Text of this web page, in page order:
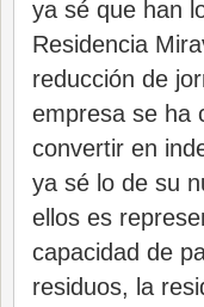
ya sé que han
Residencia
reducción de
empresa se ha
convertir en
ya sé lo de su
ellos es
capacidad de
residuos, la